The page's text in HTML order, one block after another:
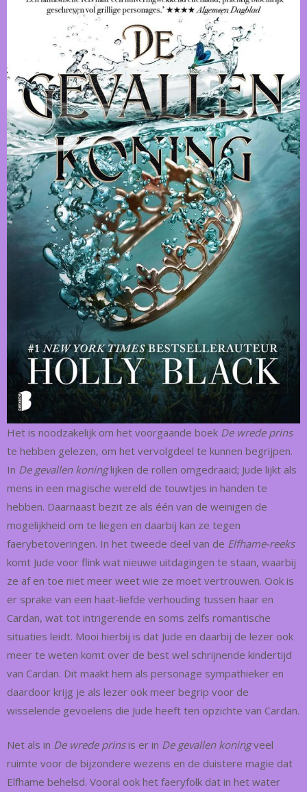
Het is noodzakelijk om het voorgaande boek De wrede prins
te hebben gelezen, om het vervolgdeel te kunnen begrijpen.
In De gevallen koninglijken de rollen omgedraaid; Jude lijkt als
mens in een magische wereld de touwtjes in handen te
hebben. Daarnaast bezit ze als één van de weinigen de
mogelijkheid om te liegen en daarbij kan ze tegen
faerybetoveringen. In het tweede deel van de Elfhame-reeks
komt Jude voor flink wat nieuwe uitdagingen te staan, waarbij
ze af en toe niet meer weet wie ze moet vertrouwen. Ook is
er sprake van een haat-liefde verhouding tussen haar en
Cardan, wat tot intrigerende en soms zelfs romantische
situaties leidt. Mooi hierbij is dat Jude en daarbij de lezer ook
meer te weten komt over de best wel schrijnende kindertijd
van Cardan. Dit maakt hem als personage sympathieker en
daardoor krijg je als lezer ook meer begrip voor de
wisselende gevoelens die Jude heeft ten opzichte van Cardan.
Net als in De wrede prinsis er in De gevallen koningveel
ruimte voor de bijzondere wezens en de duistere magie dat
Elfhame behelsd. Vooral ook het faeryfolk dat in het water